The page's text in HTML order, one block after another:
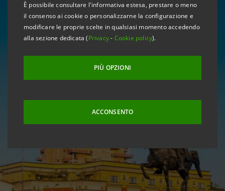
È possibile consultare l'informativa estesa, prestare o meno
il consenso ai cookie o personalizzarne la configurazione e
modificare le proprie scelte in qualsiasi momento accedendo
alla sezione dedicata (Privacy- Cookie policy).
PIÙ OPZIONI
ACCONSENTO